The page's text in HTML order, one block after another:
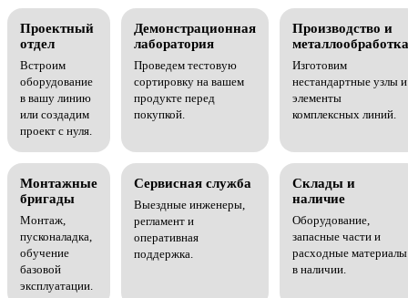
Проектный
отдел
Встроим
оборудование
в вашу линию
или создадим
проект с нуля.
Демонстрационная
лаборатория
Проведем тестовую
сортировку на вашем
продукте перед
покупкой.
Производство и
металлообработка
Изготовим
нестандартные узлы и
элементы
комплексных линий.
Монтажные
бригады
Монтаж,
пусконаладка,
обучение
базовой
эксплуатации.
Сервисная служба
Выездные инженеры,
регламент и
оперативная
поддержка.
Склады и
наличие
Оборудование,
запасные части и
расходные материалы
в наличии.